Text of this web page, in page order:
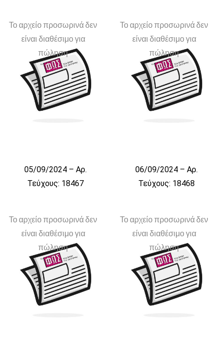
Το αρχείο προσωρινά δεν
είναι διαθέσιμο για
πώληση
05/09/2024 – Αρ.
Τεύχους: 18467
Το αρχείο προσωρινά δεν
είναι διαθέσιμο για
πώληση
06/09/2024 – Αρ.
Τεύχους: 18468
Το αρχείο προσωρινά δεν
είναι διαθέσιμο για
πώληση
Το αρχείο προσωρινά δεν
είναι διαθέσιμο για
πώληση